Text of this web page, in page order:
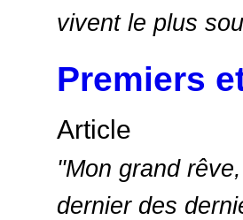
vivent le plus
Premiers
Article
''Mon grand
dernier des